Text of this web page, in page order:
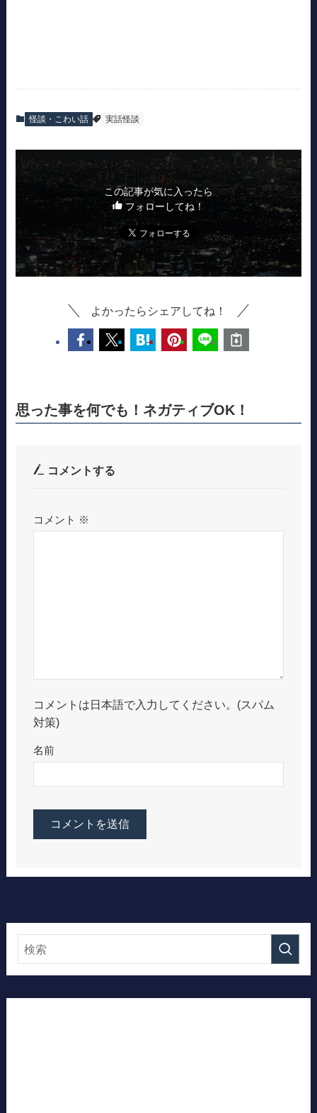
怪談・こわい話 実話怪談
この記事が気に入ったら
フォローしてね！
よかったらシェアしてね！
思った事を何でも！ネガティブOK！
コメントする
コメント ※
コメントは日本語で入力してください。(スパム
対策)
名前